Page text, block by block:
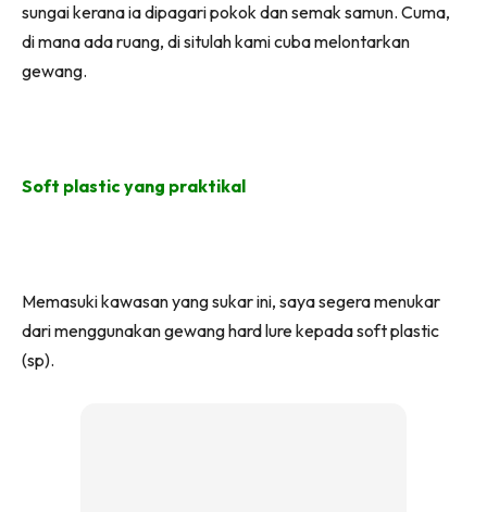
sungai kerana ia dipagari pokok dan semak samun. Cuma,
di mana ada ruang, di situlah kami cuba melontarkan
gewang.
Soft plastic yang praktikal
Memasuki kawasan yang sukar ini, saya segera menukar
dari menggunakan gewang hard lure kepada soft plastic
(sp).